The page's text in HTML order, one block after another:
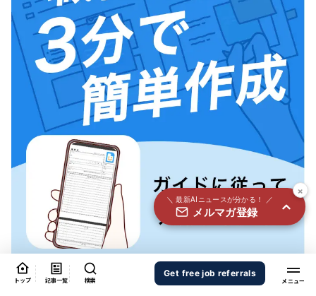
トップ 記事一覧 検索
Get free job referrals
＼ 最新AIニュースが分かる！ ／
メルマガ登録
×
氏名 必須
メールアドレス 必須
職種 必須
個人情報の取り扱いに同意する
個人情報の取り扱いについてはこちらから
送信する